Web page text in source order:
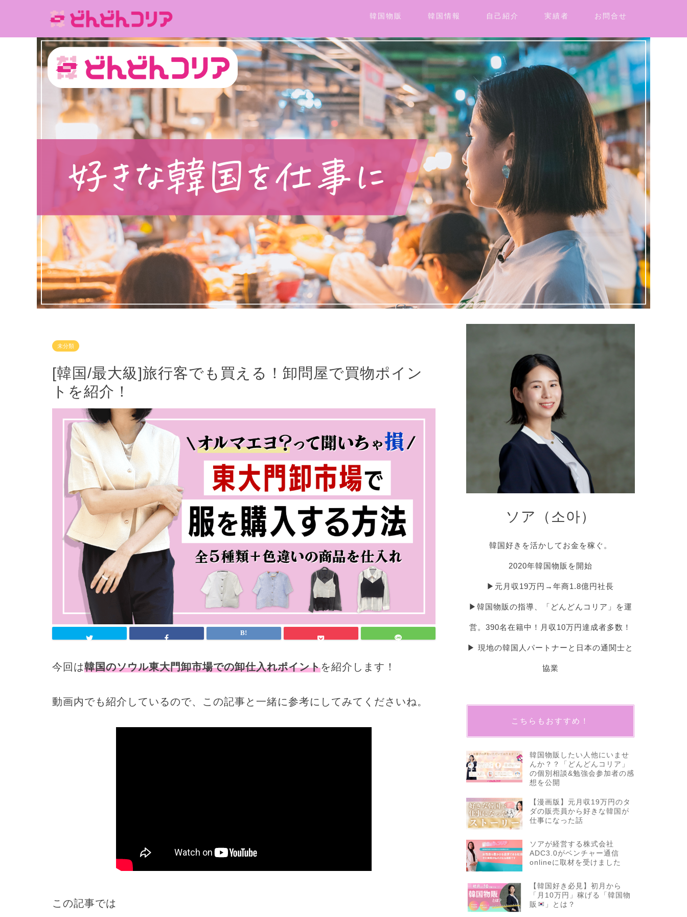
韓国物販 韓国情報 自己紹介 実績者 お問合せ
未分類
[韓国/最大級]旅行客でも買える！卸問屋で買物ポイン
トを紹介！
今回は韓国のソウル東大門卸市場での卸仕入れポイントを紹介します！
動画内でも紹介しているので、この記事と一緒に参考にしてみてくださいね。
この記事では
ソア（소아）
韓国好きを活かしてお金を稼ぐ。
2020年韓国物販を開始
▶︎元月収19万円→年商1.8億円社長
▶︎韓国物販の指導、「どんどんコリア」を運
営。390名在籍中！月収10万円達成者多数！
▶︎ 現地の韓国人パートナーと日本の通関士と
協業
こちらもおすすめ！
韓国物販したい人他にいませ
んか？？「どんどんコリア」
の個別相談&勉強会参加者の感
想を公開
【漫画版】元月収19万円のタ
ダの販売員から好きな韓国が
仕事になった話
ソアが経営する株式会社
ADC3.0がベンチャー通信
onlineに取材を受けました
【韓国好き必見】初月から
「月10万円」稼げる「韓国物
販
」とは？